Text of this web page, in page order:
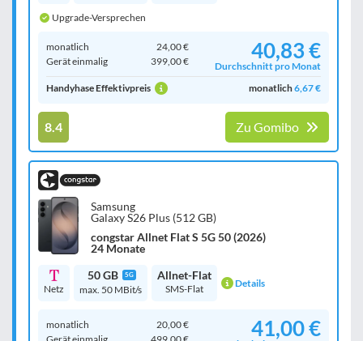
Upgrade-Versprechen
monatlich
24,00 €
Gerät einmalig
399,00 € 40,83 €
Durchschnitt pro Monat
Handyhase Effektivpreis
monatlich6,67 €
8.4 Zu Gomibo
Samsung
Galaxy S26 Plus (512 GB)
congstar Allnet Flat S 5G 50 (2026)
24 Monate
Netz
50 GB 5G
max. 50 MBit/s
Allnet-Flat
SMS-Flat Details
monatlich
20,00 €
41,00 €